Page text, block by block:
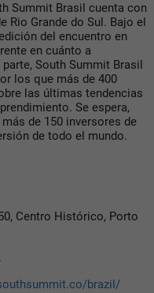
Summit Brasil cuenta con
Rio Grande do Sul. Bajo el
del encuentro en
en cuánto a
South Summit Brasil
los que más de 400
las últimas tendencias
Se espera,
de 150 inversores de
de todo el mundo.
Centro Histórico, Porto
.
brazil/